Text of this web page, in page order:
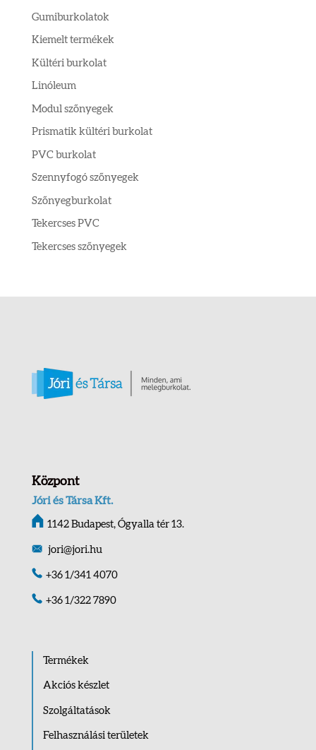
Gumiburkolatok
Kiemelt termékek
Kültéri burkolat
Linóleum
Modul szőnyegek
Prismatik kültéri burkolat
PVC burkolat
Szennyfogó szőnyegek
Szőnyegburkolat
Tekercses PVC
Tekercses szőnyegek
Központ
Jóri és Társa Kft.
1142 Budapest, Ógyalla tér 13.
jori@jori.hu
+36 1/341 4070
+36 1/322 7890
Termékek
Akciós készlet
Szolgáltatások
Felhasználási területek